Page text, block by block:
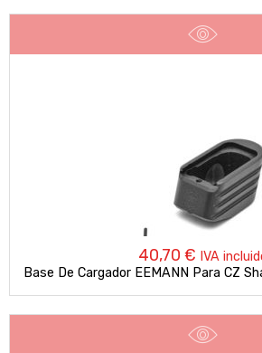
40,70 € IVA
Base De Cargador EEMANN Para CZ